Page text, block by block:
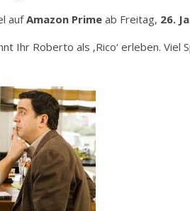
aufAmazon Prime ab Freitag, 26.
Ihr Roberto als ‚Rico‘ erleben. Viel